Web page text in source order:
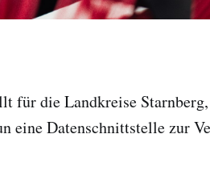
für die Landkreise Starnberg,
eine Datenschnittstelle zur